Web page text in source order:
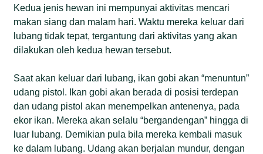
Kedua jenis hewan ini mempunyai aktivitas mencari
makan siang dan malam hari. Waktu mereka keluar dari
lubang tidak tepat, tergantung dari aktivitas yang akan
dilakukan oleh kedua hewan tersebut.
Saat akan keluar dari lubang, ikan gobi akan “menuntun”
udang pistol. Ikan gobi akan berada di posisi terdepan
dan udang pistol akan menempelkan antenenya, pada
ekor ikan. Mereka akan selalu “bergandengan” hingga di
luar lubang. Demikian pula bila mereka kembali masuk
ke dalam lubang. Udang akan berjalan mundur, dengan